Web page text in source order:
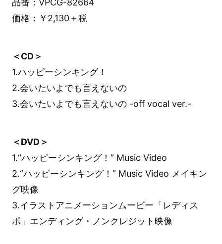
品番：VPCG-82664
価格：￥2,130＋税
＜CD＞
1.ハッピーシンキング！
2.会いたいよでも言えないの
3.会いたいよでも言えないの -off vocal ver.-
＜DVD＞
1.“ハッピーシンキング！” Music Video
2.“ハッピーシンキング！” Music Video メイキン
グ映像
3.イラストアニメーションムービー「レディス
ポ」エンディング・ノンクレジット映像